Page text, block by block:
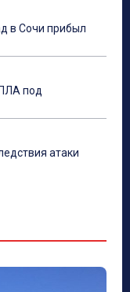
в Сочи прибыл
под
атаки